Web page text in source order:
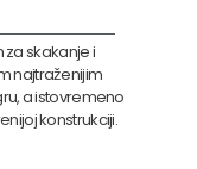
skakanje i
najtraženijim
a istovremeno
konstrukciji.